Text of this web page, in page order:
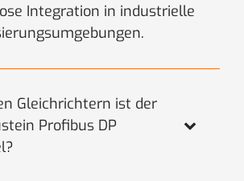
Integration in industrielle
Gleichrichtern ist der
Profibus DP